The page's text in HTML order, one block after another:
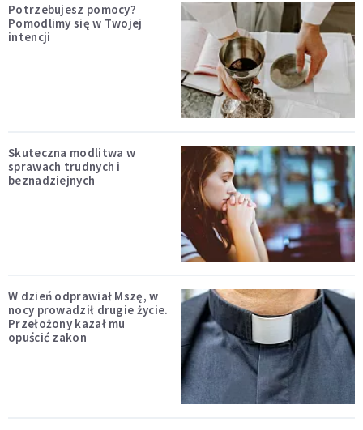
Potrzebujesz pomocy?
Pomodlimy się w Twojej
intencji
Skuteczna modlitwa w
sprawach trudnych i
beznadziejnych
W dzień odprawiał Mszę, w
nocy prowadził drugie życie.
Przełożony kazał mu
opuścić zakon